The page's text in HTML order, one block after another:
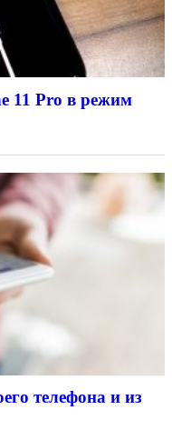
11 Pro в режим
телефона и из